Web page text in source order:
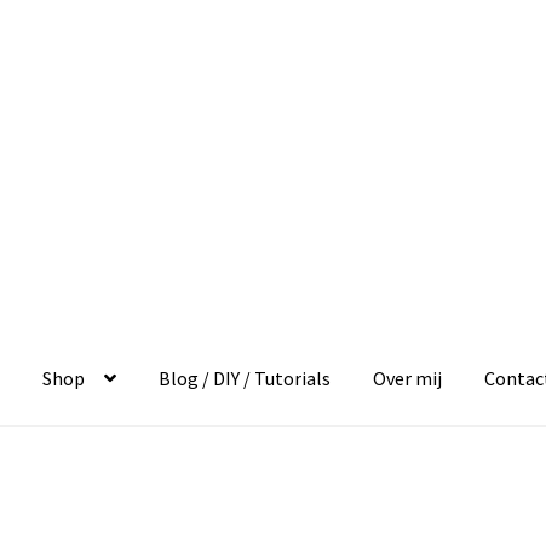
Shop Blog / DIY / Tutorials Over mij